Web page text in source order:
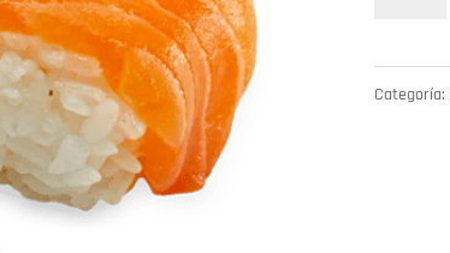
salmón
Categoría: